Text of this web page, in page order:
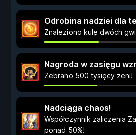
Odrobina nadziei dla
Znaleziono kulę dwóch
Nagroda w zasięgu
Zebrano 500 tysięcy zeni!
Nadciąga chaos!
Współczynnik zaliczenia
ponad 50%!